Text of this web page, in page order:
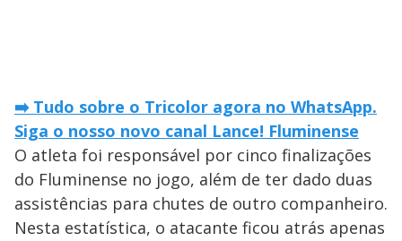
➡️ Tudo sobre o Tricolor agora no WhatsApp.
Siga o nosso novo canal Lance! Fluminense
O atleta foi responsável por cinco finalizações
do Fluminense no jogo, além de ter dado duas
assistências para chutes de outro companheiro.
Nesta estatística, o atacante ficou atrás apenas